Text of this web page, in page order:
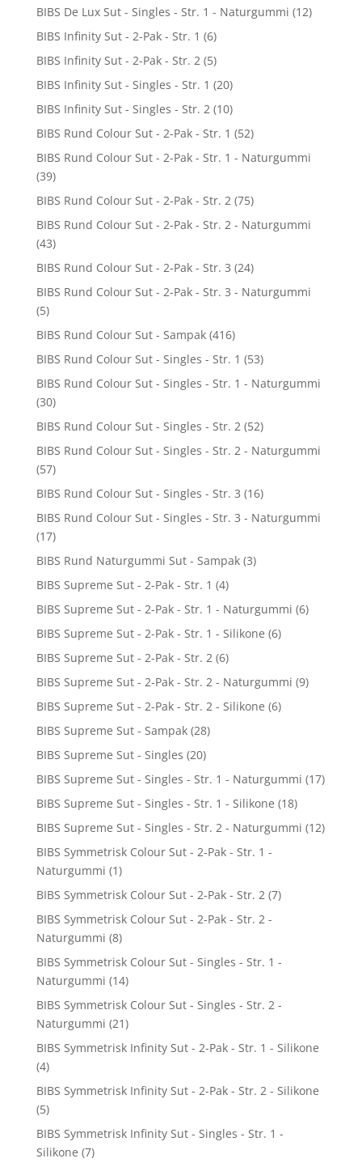
BIBS De Lux Sut - Singles - Str. 1 - Naturgummi (12)
BIBS Infinity Sut - 2-Pak - Str. 1 (6)
BIBS Infinity Sut - 2-Pak - Str. 2 (5)
BIBS Infinity Sut - Singles - Str. 1 (20)
BIBS Infinity Sut - Singles - Str. 2 (10)
BIBS Rund Colour Sut - 2-Pak - Str. 1 (52)
BIBS Rund Colour Sut - 2-Pak - Str. 1 - Naturgummi
(39)
BIBS Rund Colour Sut - 2-Pak - Str. 2 (75)
BIBS Rund Colour Sut - 2-Pak - Str. 2 - Naturgummi
(43)
BIBS Rund Colour Sut - 2-Pak - Str. 3 (24)
BIBS Rund Colour Sut - 2-Pak - Str. 3 - Naturgummi
(5)
BIBS Rund Colour Sut - Sampak (416)
BIBS Rund Colour Sut - Singles - Str. 1 (53)
BIBS Rund Colour Sut - Singles - Str. 1 - Naturgummi
(30)
BIBS Rund Colour Sut - Singles - Str. 2 (52)
BIBS Rund Colour Sut - Singles - Str. 2 - Naturgummi
(57)
BIBS Rund Colour Sut - Singles - Str. 3 (16)
BIBS Rund Colour Sut - Singles - Str. 3 - Naturgummi
(17)
BIBS Rund Naturgummi Sut - Sampak (3)
BIBS Supreme Sut - 2-Pak - Str. 1 (4)
BIBS Supreme Sut - 2-Pak - Str. 1 - Naturgummi (6)
BIBS Supreme Sut - 2-Pak - Str. 1 - Silikone (6)
BIBS Supreme Sut - 2-Pak - Str. 2 (6)
BIBS Supreme Sut - 2-Pak - Str. 2 - Naturgummi (9)
BIBS Supreme Sut - 2-Pak - Str. 2 - Silikone (6)
BIBS Supreme Sut - Sampak (28)
BIBS Supreme Sut - Singles (20)
BIBS Supreme Sut - Singles - Str. 1 - Naturgummi (17)
BIBS Supreme Sut - Singles - Str. 1 - Silikone (18)
BIBS Supreme Sut - Singles - Str. 2 - Naturgummi (12)
BIBS Symmetrisk Colour Sut - 2-Pak - Str. 1 -
Naturgummi (1)
BIBS Symmetrisk Colour Sut - 2-Pak - Str. 2 (7)
BIBS Symmetrisk Colour Sut - 2-Pak - Str. 2 -
Naturgummi (8)
BIBS Symmetrisk Colour Sut - Singles - Str. 1 -
Naturgummi (14)
BIBS Symmetrisk Colour Sut - Singles - Str. 2 -
Naturgummi (21)
BIBS Symmetrisk Infinity Sut - 2-Pak - Str. 1 - Silikone
(4)
BIBS Symmetrisk Infinity Sut - 2-Pak - Str. 2 - Silikone
(5)
BIBS Symmetrisk Infinity Sut - Singles - Str. 1 -
Silikone (7)